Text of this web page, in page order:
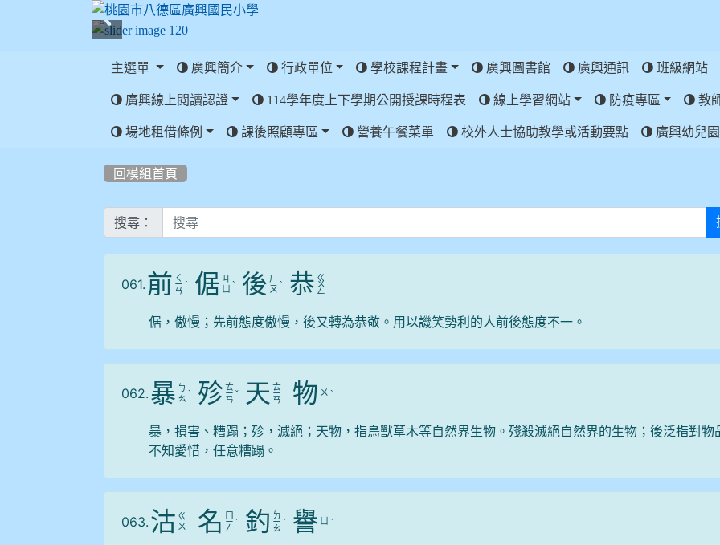
:::
主選單 廣興簡介 行政單位 學校課程計畫 廣興圖書館 廣興通訊 班級網站
廣興線上閱讀認證 114學年度上下學期公開授課時程表 線上學習網站 防疫專區 教
場地租借條例 課後照顧專區 營養午餐菜單 校外人士協助教學或活動要點 廣興幼兒
回模組首頁
搜尋：
061. 前 ㄑ
ㄧ
ㄢ
ˊ 倨 ㄐ
ˋ 後 ㄏ
ㄡ ˋ 恭 ㄍ
ㄨ
ㄥ
倨，傲慢；先前態度傲慢，後又轉為恭敬。用以譏笑勢利的人前後態度不一。
062. 暴 ㄅ
ㄠ ˋ 殄 ㄊ
ㄧ
ㄢ
ˇ 天 ㄊ
ㄧ
ㄢ 物 ㄨ ˋ
暴，損害、糟蹋；殄，滅絕；天物，指鳥獸草木等自然界生物。殘殺滅絕自然界的生物；後泛指對物
不知愛惜，任意糟蹋。
063. 沽 ㄍ
ㄨ
名 ㄇ
ㄧ
ㄥ
ˊ 釣 ㄉ
ㄧ
ㄠ
ˋ 譽 ˋ